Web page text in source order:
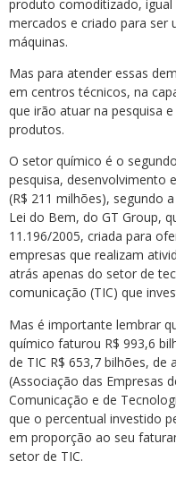
produto comoditizado,
mercados e criado para ser
máquinas.
Mas para atender essas
em centros técnicos, na
que irão atuar na pesquisa
produtos.
O setor químico é o
pesquisa, desenvolvimento
(R$ 211 milhões), segundo
Lei do Bem, do GT Group,
11.196/2005, criada para
empresas que realizam
atrás apenas do setor de
comunicação (TIC) que
Mas é importante lembrar
químico faturou R$ 993,6
de TIC R$ 653,7 bilhões,
(Associação das Empresas
Comunicação e de
que o percentual investido
em proporção ao seu
setor de TIC.